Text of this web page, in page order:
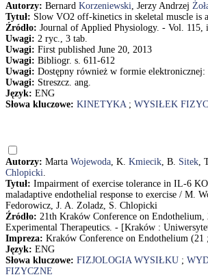
Autorzy: Bernard Korzeniewski, Jerzy Andrzej
Tytuł: Slow VO2 off-kinetics in skeletal muscle is
Źródło: Journal of Applied Physiology. - Vol. 115,
Uwagi: 2 ryc., 3 tab.
Uwagi: First published June 20, 2013
Uwagi: Bibliogr. s. 611-612
Uwagi: Dostępny również w formie
Uwagi: Streszcz. ang.
Język: ENG
Słowa kluczowe: KINETYKA; WYSIŁEK
Autorzy: Marta Wojewoda, K. Kmiecik, B. Sitek,
Chlopicki.
Tytuł: Impairment of exercise tolerance in IL-6
maladaptive endothelial response to exercise /
Fedorowicz, J. A. Zoladz, S. Chlopicki
Źródło: 21th Kraków Conference on
Experimental Therapeutics. - [Kraków :
Impreza: Kraków Conference on Endothelium
Język: ENG
Słowa kluczowe: FIZJOLOGIA WYSIŁKU ;
FIZYCZNE